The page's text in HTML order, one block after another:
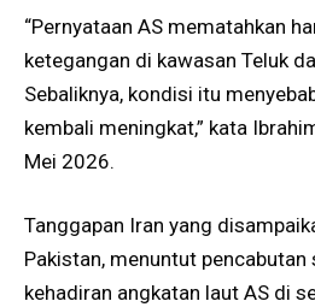
“Pernyataan AS mematahkan
ketegangan di kawasan Teluk
Sebaliknya, kondisi itu
kembali meningkat,” kata
Mei 2026.
Tanggapan Iran yang
Pakistan, menuntut pencabutan
kehadiran angkatan laut AS di